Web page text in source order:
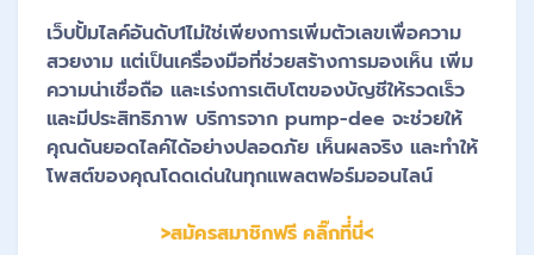
เว็บปั้มไลค์อันดับ1ไม่ใช่เพียงการเพิ่มตัวเลขเพื่อความ
สวยงาม แต่เป็นเครื่องมือที่ช่วยสร้างการมองเห็น เพิ่ม
ความน่าเชื่อถือ และเร่งการเติบโตของบัญชีให้รวดเร็ว
และมีประสิทธิภาพ บริการจาก pump-dee จะช่วยให้
คุณดันยอดไลค์ได้อย่างปลอดภัย เห็นผลจริง และทำให้
โพสต์ของคุณโดดเด่นในทุกแพลตฟอร์มออนไลน์
>สมัครสมาชิกฟรี คลิ๊กที่่นี่<